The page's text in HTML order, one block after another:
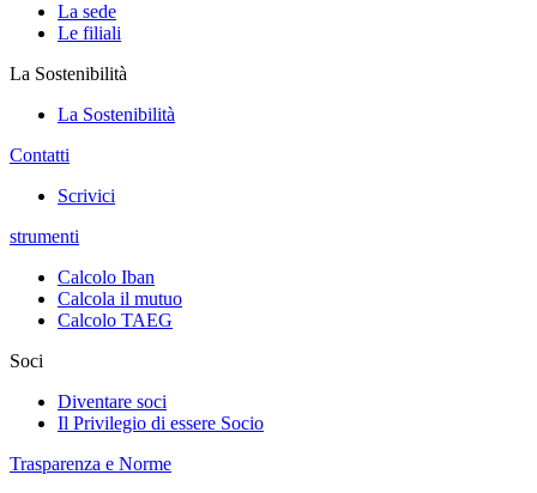
La sede
Le filiali
La Sostenibilità
La Sostenibilità
Contatti
Scrivici
strumenti
Calcolo Iban
Calcola il mutuo
Calcolo TAEG
Soci
Diventare soci
Il Privilegio di essere Socio
Trasparenza e Norme